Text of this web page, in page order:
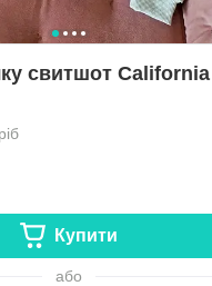
свитшот
Купити
або